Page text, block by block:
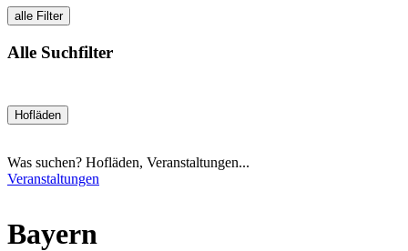
alle Filter
Alle Suchfilter
Hofläden
Was suchen? Hofläden, Veranstaltungen...
Veranstaltungen
Bayern